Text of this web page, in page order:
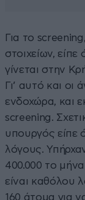
Για το
στοιχείων,
γίνεται στην
Γι’ αυτό και
ενδοχώρα, και
screening.
υπουργός είπε
λόγους.
400.000 το
είναι καθόλου
160 άτομα για